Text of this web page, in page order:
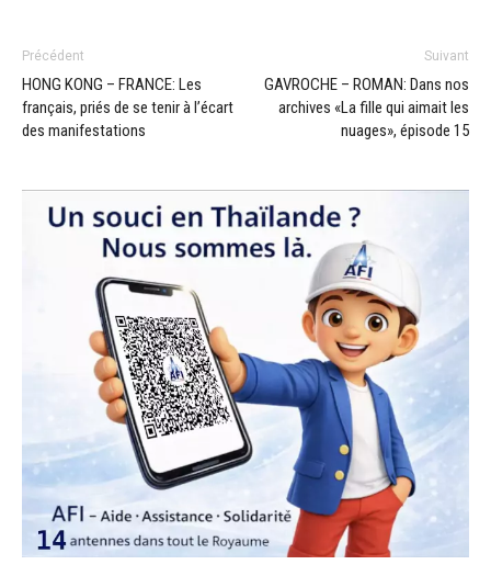
Précédent
HONG KONG – FRANCE: Les
français, priés de se tenir à l’écart
des manifestations
Suivant
GAVROCHE – ROMAN: Dans nos
archives «La fille qui aimait les
nuages», épisode 15